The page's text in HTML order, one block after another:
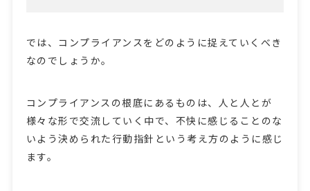
では、コンプライアンスをどのように捉えていくべき
なのでしょうか。
コンプライアンスの根底にあるものは、人と人とが
様々な形で交流していく中で、不快に感じることのな
いよう決められた行動指針という考え方のように感じ
ます。